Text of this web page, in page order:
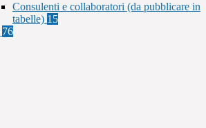
Consulenti e collaboratori (da pubblicare in
tabelle) 15
76